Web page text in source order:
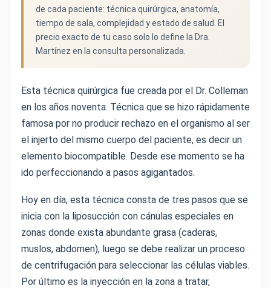
de cada paciente: técnica quirúrgica, anatomía,
tiempo de sala, complejidad y estado de salud. El
precio exacto de tu caso solo lo define la Dra.
Martínez en la consulta personalizada.
Esta técnica quirúrgica fue creada por el Dr. Colleman
en los años noventa. Técnica que se hizo rápidamente
famosa por no producir rechazo en el organismo al ser
el injerto del mismo cuerpo del paciente, es decir un
elemento biocompatible. Desde ese momento se ha
ido perfeccionando a pasos agigantados.
Hoy en día, esta técnica consta de tres pasos que se
inicia con la liposucción con cánulas especiales en
zonas donde exista abundante grasa (caderas,
muslos, abdomen), luego se debe realizar un proceso
de centrifugación para seleccionar las células viables.
Por último es la inyección en la zona a tratar,